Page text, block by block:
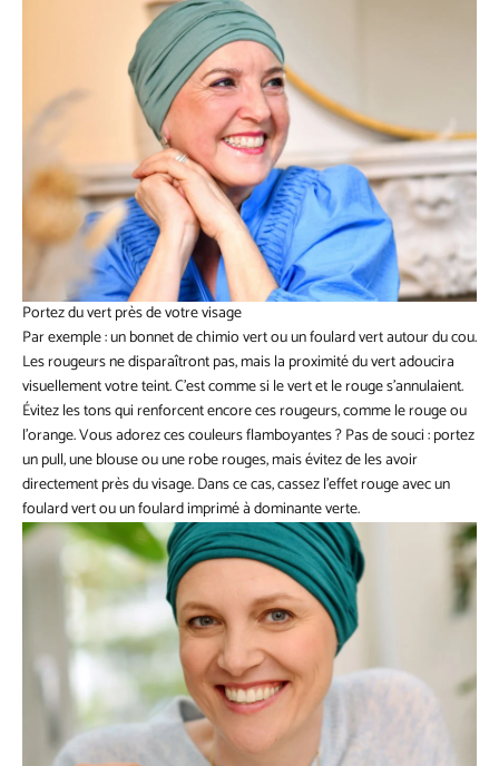
Portez du vert près de votre visage
Par exemple : un bonnet de chimio vert ou un foulard vert autour du cou.
Les rougeurs ne disparaîtront pas, mais la proximité du vert adoucira
visuellement votre teint. C’est comme si le vert et le rouge s’annulaient.
Évitez les tons qui renforcent encore ces rougeurs, comme le rouge ou
l’orange. Vous adorez ces couleurs flamboyantes ? Pas de souci : portez
un pull, une blouse ou une robe rouges, mais évitez de les avoir
directement près du visage. Dans ce cas, cassez l’effet rouge avec un
foulard vert ou un foulard imprimé à dominante verte.